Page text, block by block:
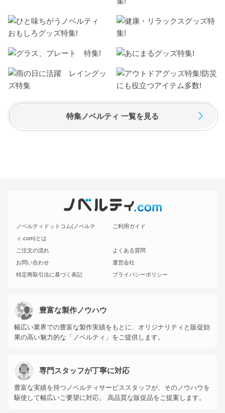
特集ノベルティ 一覧を見る
ノベルティドットコム(ノベルテ
ィ.com)とは
ご利用ガイド
ご注文の流れ
よくある質問
お問い合わせ
運営会社
特定商取引法に基づく表記
プライバシーポリシー
豊富な製作ノウハウ
幅広い業界での豊富な製作実績をもとに、オリジナリティと販促効
果の高い魅力的な「ノベルティ」をご提供します。
専門スタッフが丁寧に対応
豊富な実績を持つノベルティサービススタッフが、そのノウハウを
駆使して幅広いご要望に対応。 高品質な販促品をご提案します。